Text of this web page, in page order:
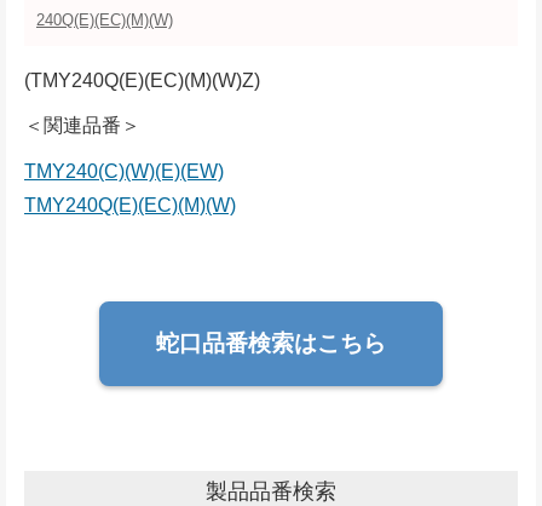
240Q(E)(EC)(M)(W)
(TMY240Q(E)(EC)(M)(W)Z)
＜関連品番＞
TMY240(C)(W)(E)(EW)
TMY240Q(E)(EC)(M)(W)
蛇口品番検索はこちら
製品品番検索